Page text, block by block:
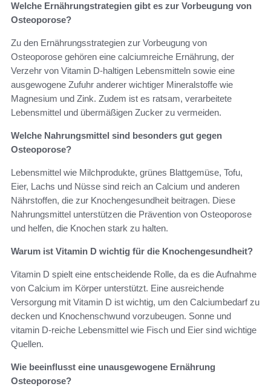
Welche Ernährungstrategien gibt es zur Vorbeugung von
Osteoporose?
Zu den Ernährungsstrategien zur Vorbeugung von
Osteoporose gehören eine calciumreiche Ernährung, der
Verzehr von Vitamin D-haltigen Lebensmitteln sowie eine
ausgewogene Zufuhr anderer wichtiger Mineralstoffe wie
Magnesium und Zink. Zudem ist es ratsam, verarbeitete
Lebensmittel und übermäßigen Zucker zu vermeiden.
Welche Nahrungsmittel sind besonders gut gegen
Osteoporose?
Lebensmittel wie Milchprodukte, grünes Blattgemüse, Tofu,
Eier, Lachs und Nüsse sind reich an Calcium und anderen
Nährstoffen, die zur Knochengesundheit beitragen. Diese
Nahrungsmittel unterstützen die Prävention von Osteoporose
und helfen, die Knochen stark zu halten.
Warum ist Vitamin D wichtig für die Knochengesundheit?
Vitamin D spielt eine entscheidende Rolle, da es die Aufnahme
von Calcium im Körper unterstützt. Eine ausreichende
Versorgung mit Vitamin D ist wichtig, um den Calciumbedarf zu
decken und Knochenschwund vorzubeugen. Sonne und
vitamin D-reiche Lebensmittel wie Fisch und Eier sind wichtige
Quellen.
Wie beeinflusst eine unausgewogene Ernährung
Osteoporose?